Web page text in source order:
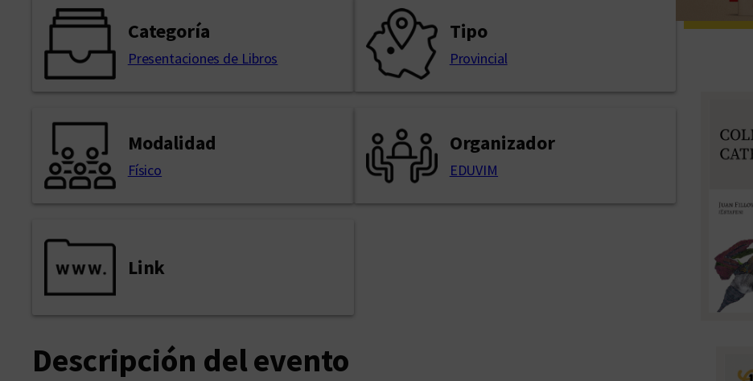
Categoría
Presentaciones de Libros
Tipo
Provincial
Modalidad
Físico
Organizador
EDUVIM
Link
Descripción del evento